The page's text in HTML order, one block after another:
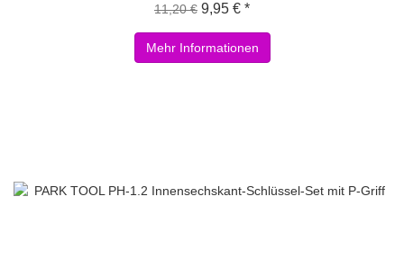
11,20 € 9,95 € *
Mehr Informationen